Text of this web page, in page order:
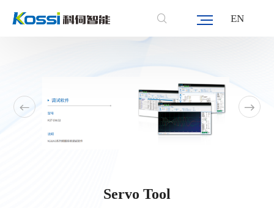
EN
首页 / 产品中心 / 伺服系统 软件工具
Servo Tool